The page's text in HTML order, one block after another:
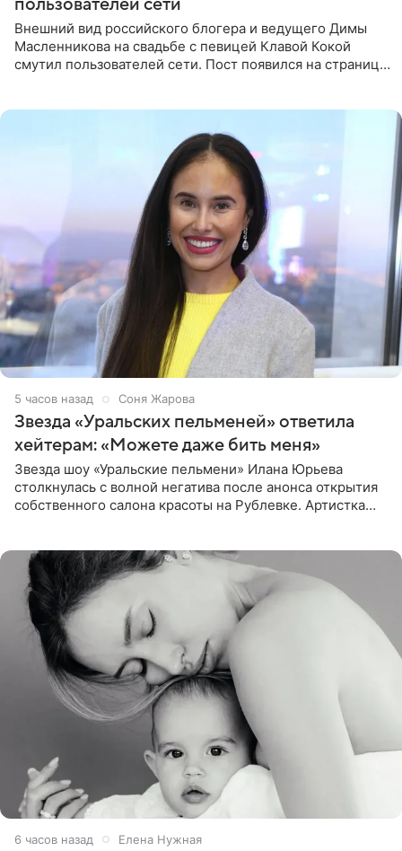
пользователей сети
Внешний вид российского блогера и ведущего Димы
Масленникова на свадьбе с певицей Клавой Кокой
смутил пользователей сети. Пост появился на странице
5 часов назад Соня Жарова
Звезда «Уральских пельменей» ответила
хейтерам: «Можете даже бить меня»
Звезда шоу «Уральские пельмени» Илана Юрьева
столкнулась с волной негатива после анонса открытия
собственного салона красоты на Рублевке. Артистка
6 часов назад Елена Нужная